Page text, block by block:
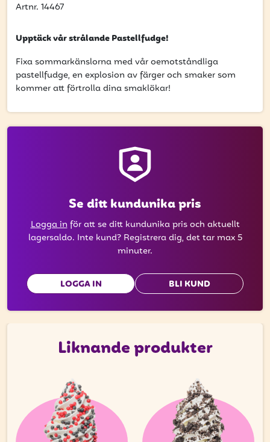
E-postadress
PRENUMERERA
Artnr. 14467
Upptäck vår strålande Pastellfudge!
Fixa sommarkänslorna med vår oemotståndliga
pastellfudge, en explosion av färger och smaker som
kommer att förtrolla dina smaklökar!
Se ditt kundunika pris
Logga inför att se ditt kundunika pris och aktuellt
lagersaldo. Inte kund? Registrera dig, det tar max 5
minuter.
LOGGA IN BLI KUND
Liknande produkter